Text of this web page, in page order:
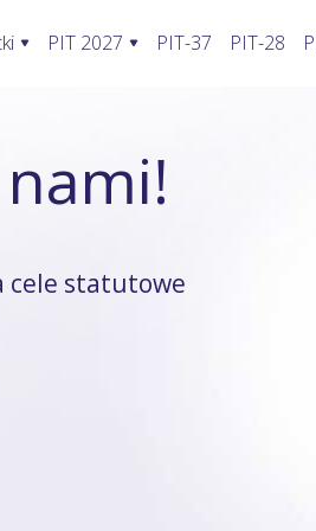
fakturę w KSeF?
stwarza KSeF?
a KSeF
faktury do KSeF
PIT 2027
PIT-28
37
Koszty
Koszty
Wybór
PIT-37 PIT-28
cele statutowe